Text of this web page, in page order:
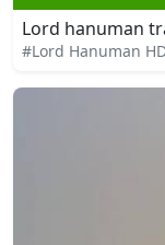
Lord hanuman
#Lord Hanuman